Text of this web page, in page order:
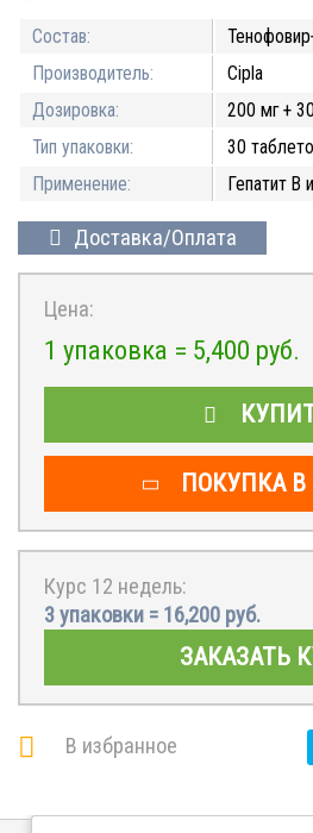
Состав:
Производитель:
Cipla
Дозировка:
200 мг +
Тип упаковки:
30
Применение:
Гепатит В
Доставка/Оплата
Цена:
1 упаковка = 5,400 руб.
ПОКУПКА В
Курс 12 недель:
3 упаковки = 16,200 руб.
ЗАКАЗАТЬ
В избранное